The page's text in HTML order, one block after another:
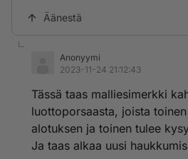
Äänestä
Anonyymi
2023-11-24 21:12:43
Tässä taas malliesimerkki
luottoporsaasta, joista
alotuksen ja toinen tulee
Ja taas alkaa uusi